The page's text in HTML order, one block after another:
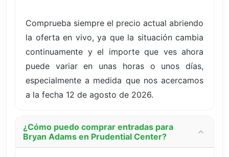
Comprueba siempre el precio actual abriendo
la oferta en vivo, ya que la situación cambia
continuamente y el importe que ves ahora
puede variar en unas horas o unos días,
especialmente a medida que nos acercamos
a la fecha 12 de agosto de 2026.
¿Cómo puedo comprar entradas para
Bryan Adams en Prudential Center?